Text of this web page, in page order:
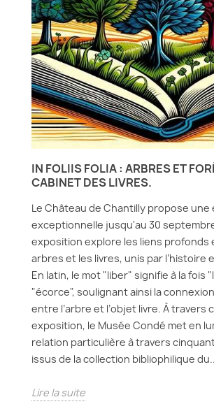
IN FOLIIS FOLIA : ARBRES ET
CABINET DES LIVRES.
Le Château de Chantilly propose une
exceptionnelle jusqu'au 30
exposition explore les liens profonds
arbres et les livres, unis par l’histoire
En latin, le mot "liber" signifie à la fois
"écorce", soulignant ainsi la
entre l’arbre et l’objet livre. À travers
exposition, le Musée Condé met en
relation particulière à travers
issus de la collection bibliophilique
Lire la suite